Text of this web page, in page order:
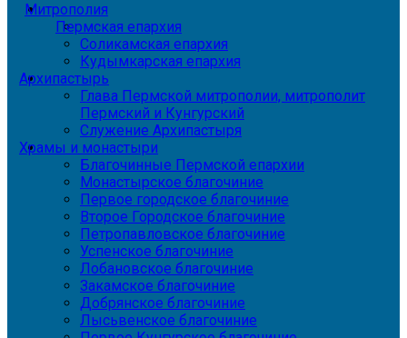
Митрополия
Пермская епархия
Соликамская епархия
Кудымкарская епархия
Архипастырь
Глава Пермской митрополии, митрополит
Пермский и Кунгурский
Служение Архипастыря
Храмы и монастыри
Благочинные Пермской епархии
Монастырское благочиние
Первое городское благочиние
Второе Городское благочиние
Петропавловское благочиние
Успенское благочиние
Лобановское благочиние
Закамское благочиние
Добрянское благочиние
Лысьвенское благочиние